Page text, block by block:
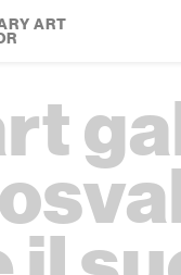
ART